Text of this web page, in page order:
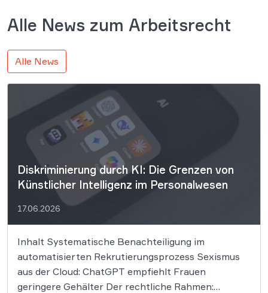
Alle News zum Arbeitsrecht
Alle News
Diskriminierung durch KI: Die Grenzen von
Künstlicher Intelligenz im Personalwesen
17.06.2026
Inhalt Systematische Benachteiligung im
automatisierten Rekrutierungsprozess Sexismus
aus der Cloud: ChatGPT empfiehlt Frauen
geringere Gehälter Der rechtliche Rahmen: